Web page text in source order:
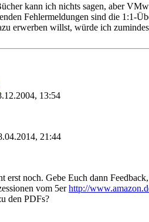
kann ich nichts sagen, aber
Fehlermeldungen sind die 1:1-
erwerben willst, würde ich
13:54
21:44
erst noch. Gebe Euch dann
vom 5erhttp://
den PDFs?